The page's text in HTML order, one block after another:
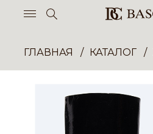
ГЛАВНАЯ КАТАЛОГ